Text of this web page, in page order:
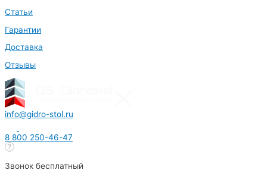
Статьи
Гарантии
Доставка
Отзывы
info@gidro-stol.ru
8 800 250-46-47
Звонок бесплатный